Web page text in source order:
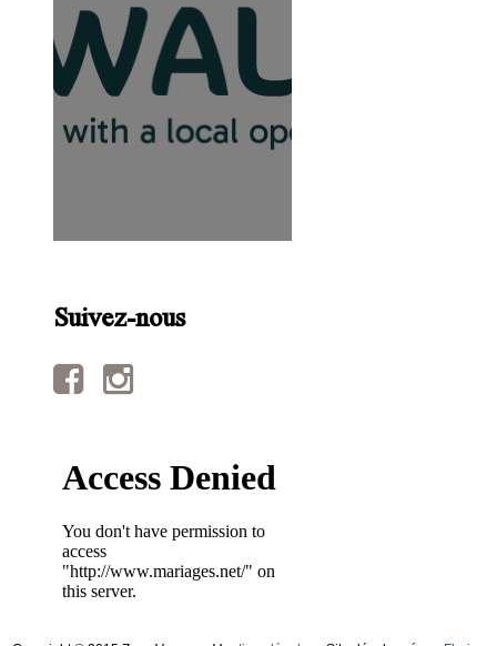
Suivez-nous